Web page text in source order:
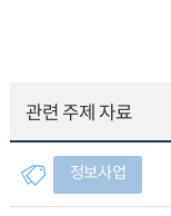
관련 주제 자료
정보사업